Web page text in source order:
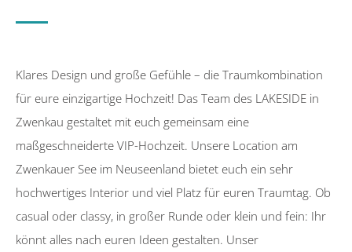
Klares Design und große Gefühle – die Traumkombination
für eure einzigartige Hochzeit! Das Team des LAKESIDE in
Zwenkau gestaltet mit euch gemeinsam eine
maßgeschneiderte VIP-Hochzeit. Unsere Location am
Zwenkauer See im Neuseenland bietet euch ein sehr
hochwertiges Interior und viel Platz für euren Traumtag. Ob
casual oder classy, in großer Runde oder klein und fein: Ihr
könnt alles nach euren Ideen gestalten. Unser